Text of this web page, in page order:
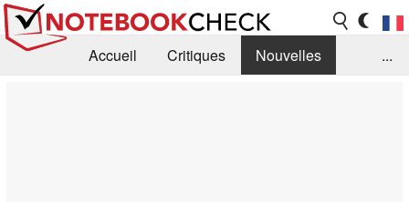
Accueil Critiques
Nouvelles
...